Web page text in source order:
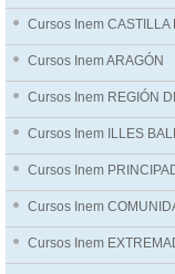
Cursos Inem CASTILLA
Cursos Inem ARAGÓN
Cursos Inem REGIÓN
Cursos Inem ILLES
Cursos Inem
Cursos Inem
Cursos Inem